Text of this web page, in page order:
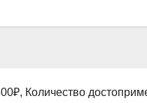
Количество